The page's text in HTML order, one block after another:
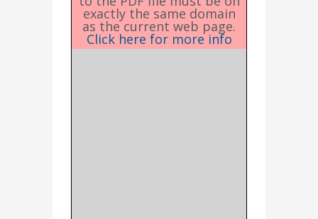
exactly the same domain
as the current web page.
Click here for more info